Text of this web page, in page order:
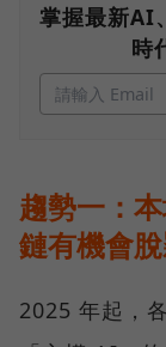
掌握最新AI
時
趨勢一：
鏈有機會
2025 年起，